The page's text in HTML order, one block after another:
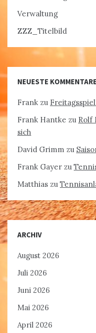
Verwaltung
ZZZ_Titelbild
NEUESTE KOMMENTARE
Frank zu
Frank Hantke zu Rolf
sich
David Grimm zu
Frank Gayer zu
Matthias zu
ARCHIV
August 2026
Juli 2026
Juni 2026
Mai 2026
April 2026